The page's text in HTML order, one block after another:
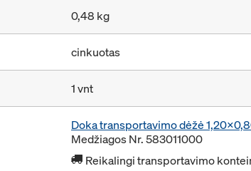
0,48 kg
cinkuotas
1 vnt
Doka transportavimo dėžė
Medžiagos Nr. 583011000
Reikalingi transportavimo